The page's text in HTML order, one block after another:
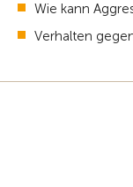
Wie kann
Verhalten